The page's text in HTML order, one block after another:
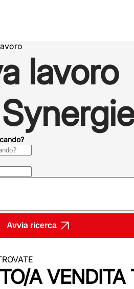
lavoro
Avvia ricerca
A VENDITA